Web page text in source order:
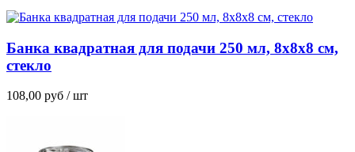
Банка квадратная для подачи 250 мл, 8х8х8 см,
стекло
108,00 руб / шт